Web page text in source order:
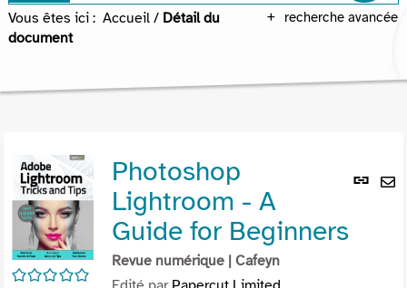
recherche avancée
Vous êtes ici : Accueil / Détail du
document
Lien
/5
Photoshop
Lightroom - A
Guide for Beginners
Revue numérique | Cafeyn